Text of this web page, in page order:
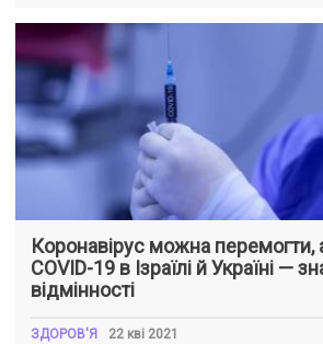
Коронавірус можна перемогти,
COVID-19 в Ізраїлі й Україні —
відмінності
ЗДОРОВ'Я 22 кві 2021